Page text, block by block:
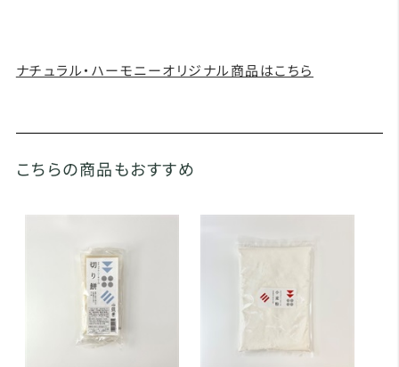
ナチュラル・ハーモニーオリジナル商品はこちら
こちらの商品もおすすめ